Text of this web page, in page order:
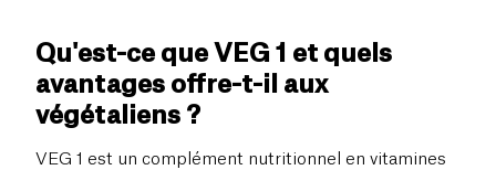
Qu'est-ce que VEG 1 et quels
avantages offre-t-il aux
végétaliens ?
VEG 1 est un complément nutritionnel en vitamines